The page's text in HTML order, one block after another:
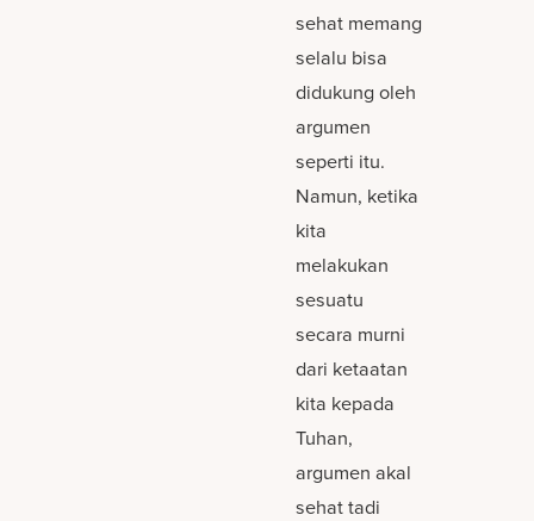
sehat memang
selalu bisa
didukung oleh
argumen
seperti itu.
Namun, ketika
kita
melakukan
sesuatu
secara murni
dari ketaatan
kita kepada
Tuhan,
argumen akal
sehat tadi